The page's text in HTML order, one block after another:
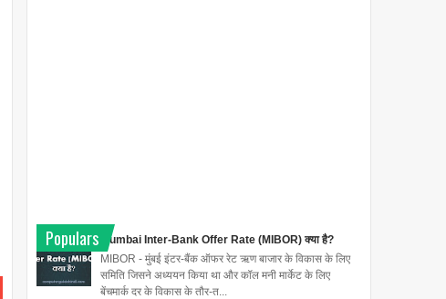
Populars
Mumbai Inter-Bank Offer Rate (MIBOR) क्या है?
MIBOR - मुंबई इंटर-बैंक ऑफर रेट ऋण बाजार के विकास के लिए
समिति जिसने अध्ययन किया था और कॉल मनी मार्केट के लिए
बेंचमार्क दर के विकास के तौर-त...